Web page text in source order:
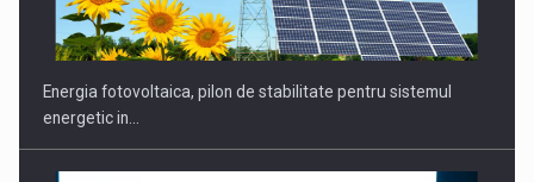
Energia fotovoltaica, pilon de stabilitate pentru sistemul
energetic in…